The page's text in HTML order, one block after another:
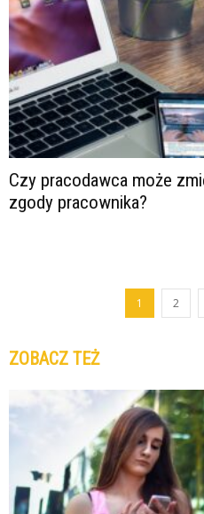
Czy pracodawca może
zgody pracownika?
1 2
ZOBACZ TEŻ